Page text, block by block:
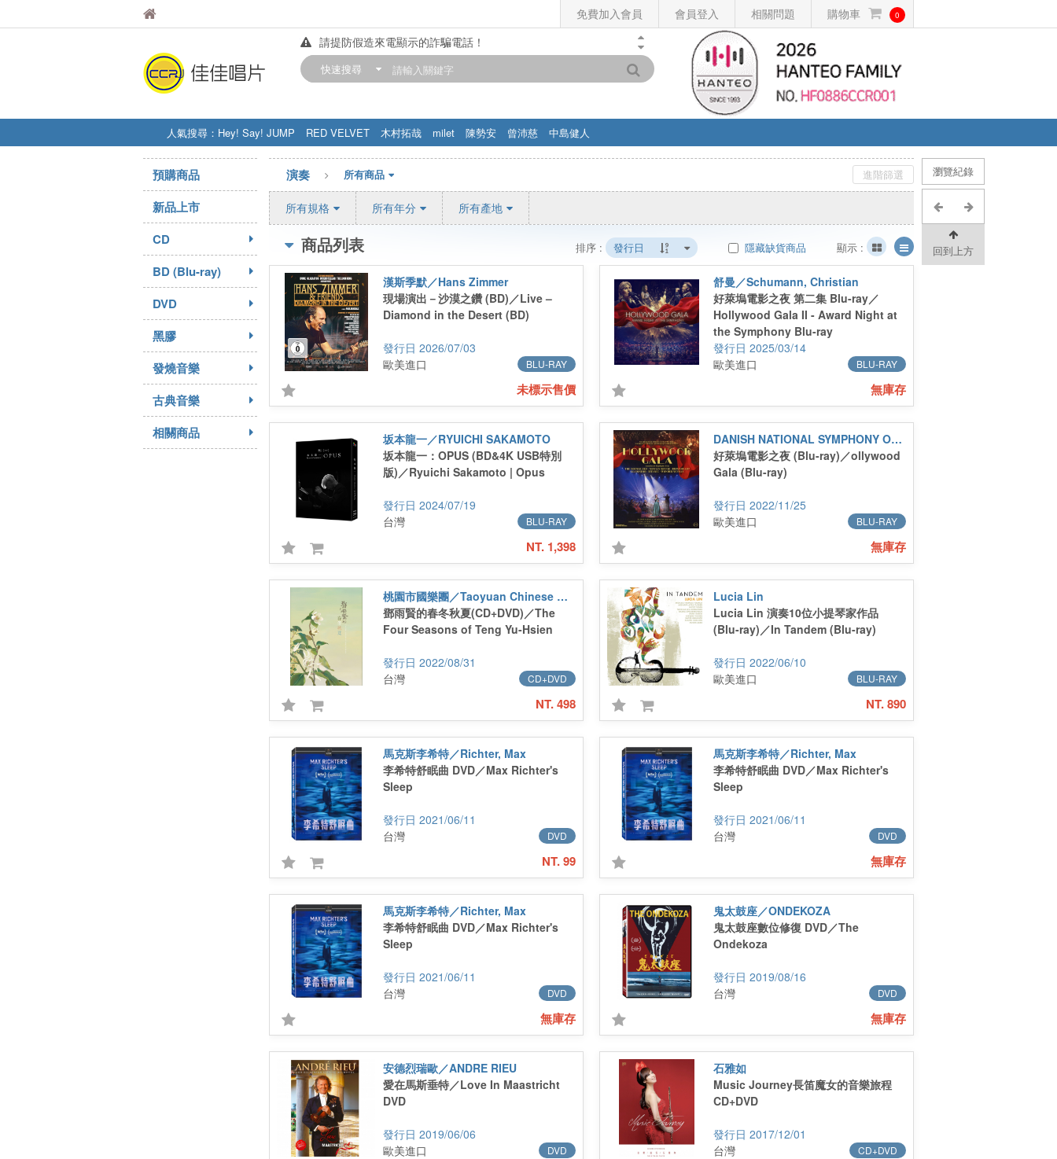
免費加入會員 會員登入 相關問題 購物車 0
佳佳唱片
請提防假造來電顯示的詐騙電話！
【中華門市營業時間調整公告】
快速搜尋
人氣搜尋： Hey! Say! JUMP RED VELVET 木村拓哉 milet 陳勢安 曾沛慈
中島健人
STRAY KIDS
盧廣仲 周杰伦
瀏覽紀錄
回到上方
預購商品
新品上市
CD
BD (Blu-ray)
DVD
黑膠
發燒音樂
古典音樂
相關商品
進階篩選
演奏 所有商品
所有規格 所有年分 所有產地
排序 : 發行日 隱藏缺貨商品 顯示 :
商品列表
漢斯季默／Hans Zimmer
現場演出－沙漠之鑽 (BD)／Live –
Diamond in the Desert (BD)
2026/07/03
BLU-RAY
歐美進口
未標示售價
舒曼／Schumann, Christian
好萊塢電影之夜 第二集 Blu-ray／
Hollywood Gala II - Award Night at
the Symphony Blu-ray
2025/03/14
BLU-RAY
歐美進口
無庫存
坂本龍一／RYUICHI SAKAMOTO
坂本龍一：OPUS (BD&4K USB特別
版)／Ryuichi Sakamoto | Opus
2024/07/19
BLU-RAY
台灣
NT. 1,398
DANISH NATIONAL SYMPHONY ORCHESTRA
好萊塢電影之夜 (Blu-ray)／ollywood
Gala (Blu-ray)
2022/11/25
BLU-RAY
歐美進口
無庫存
桃園市國樂團／Taoyuan Chinese Orchestra
鄧雨賢的春冬秋夏(CD+DVD)／The
Four Seasons of Teng Yu-Hsien
2022/08/31
CD+DVD
台灣
NT. 498
Lucia Lin
Lucia Lin 演奏10位小提琴家作品
(Blu-ray)／In Tandem (Blu-ray)
2022/06/10
BLU-RAY
歐美進口
NT. 890
馬克斯李希特／Richter, Max
李希特舒眠曲 DVD／Max Richter's
Sleep
2021/06/11
DVD
台灣
NT. 99
馬克斯李希特／Richter, Max
李希特舒眠曲 DVD／Max Richter's
Sleep
2021/06/11
DVD
台灣
無庫存
馬克斯李希特／Richter, Max
李希特舒眠曲 DVD／Max Richter's
Sleep
2021/06/11
DVD
台灣
無庫存
鬼太鼓座／ONDEKOZA
鬼太鼓座數位修復 DVD／The
Ondekoza
2019/08/16
DVD
台灣
無庫存
安德烈瑞歐／ANDRE RIEU
愛在馬斯垂特／Love In Maastricht
DVD
2019/06/06
DVD
歐美進口
石雅如
Music Journey長笛魔女的音樂旅程
CD+DVD
2017/12/01
CD+DVD
台灣